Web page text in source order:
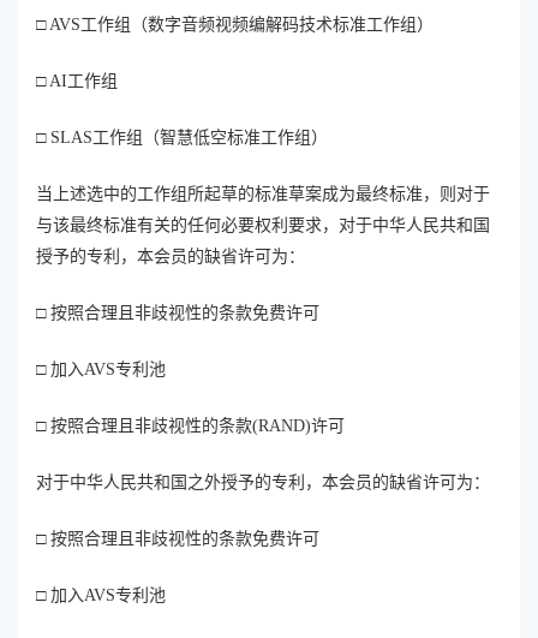
□ AVS工作组（数字音频视频编解码技术标准工作组）
□ AI工作组
□ SLAS工作组（智慧低空标准工作组）
当上述选中的工作组所起草的标准草案成为最终标准，则对于
与该最终标准有关的任何必要权利要求，对于中华人民共和国
授予的专利，本会员的缺省许可为：
□ 按照合理且非歧视性的条款免费许可
□ 加入AVS专利池
□ 按照合理且非歧视性的条款(RAND)许可
对于中华人民共和国之外授予的专利，本会员的缺省许可为：
□ 按照合理且非歧视性的条款免费许可
□ 加入AVS专利池